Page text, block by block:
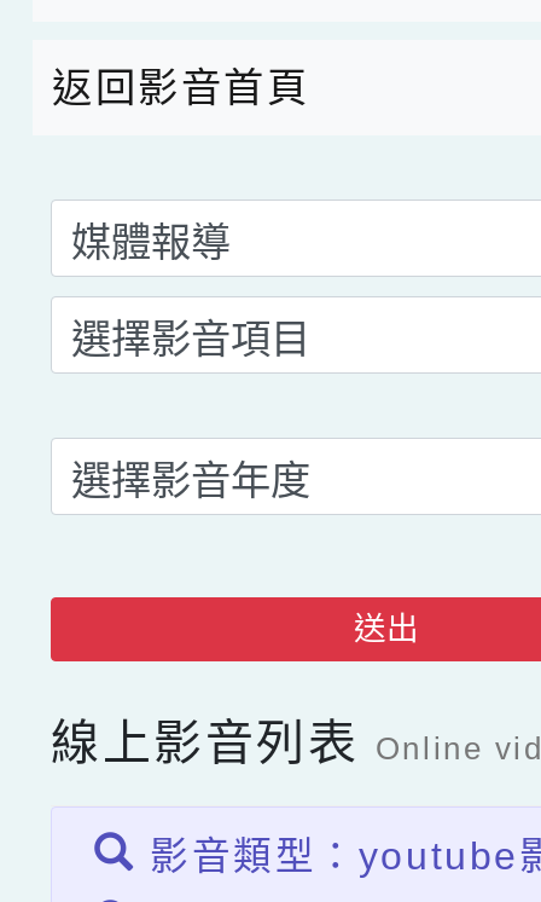
返回影音首頁
送出
線上影音列表 Online
影音類型：youtube